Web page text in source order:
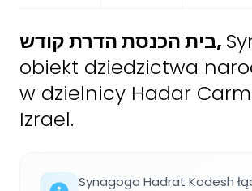
בית הכנסת הדרת קודש,
obiekt dziedzictwa
w dzielnicy Hadar
Izrael.
Synagoga Hadrat Kodesh